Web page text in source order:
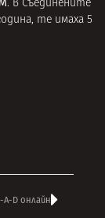
. в Съединените
те имаха 5
D онлайн